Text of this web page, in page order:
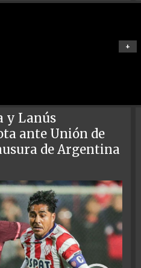
+
y Lanús
ante Unión de
de Argentina